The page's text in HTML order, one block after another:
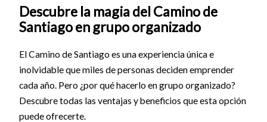
Descubre la magia del Camino de
Santiago en grupo organizado
El Camino de Santiago es una experiencia única e
inolvidable que miles de personas deciden emprender
cada año. Pero ¿por qué hacerlo en grupo organizado?
Descubre todas las ventajas y beneficios que esta opción
puede ofrecerte.